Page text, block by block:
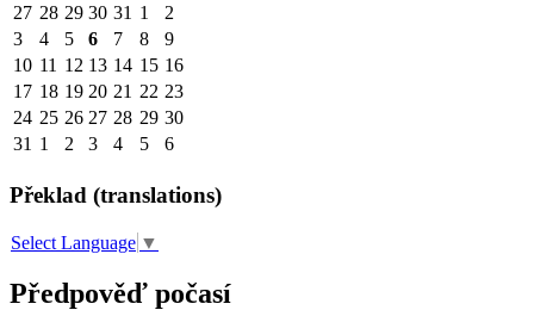
27 28 29 30 31 1
2
3
4 5 6 7 8
9
10 11 12 13 14 15 16
17 18 19 20 21 22 23
24 25 26 27 28 29 30
31 1 2 3 4 5 6
Překlad (translations)
Select Language ▼
Předpověď počasí